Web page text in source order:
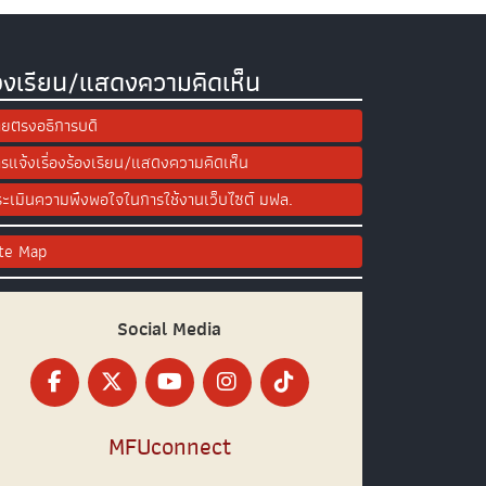
เรียน/แสดงความคิดเห็น
ตรงอธิการบดี
แจ้งเรื่องร้องเรียน/แสดงความคิดเห็น
เมินความพึงพอใจในการใช้งานเว็บไซต์ มฟล.
Map
Social Media
MFUconnect